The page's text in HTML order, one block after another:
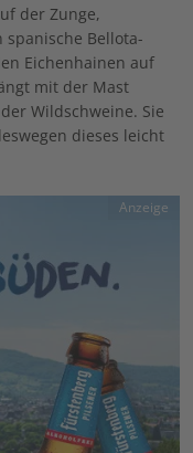
der Zunge,
Bellota-
Eichenhainen auf
mit der Mast
Wildschweine. Sie
dieses leicht
Anzeige